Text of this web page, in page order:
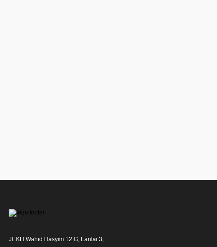
Jl. KH Wahid Hasyim 12 G, Lantai 3,